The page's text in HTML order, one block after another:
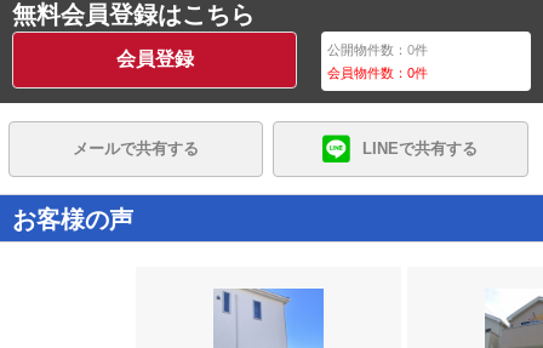
無料会員登録はこちら
会員登録 公開物件数：0件
会員物件数：0件
メールで共有する LINEで共有する
お客様の声